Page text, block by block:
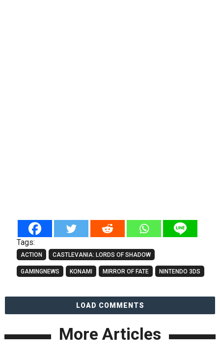
Tags:
ACTION CASTLEVANIA: LORDS OF SHADOW
GAMINGNEWS KONAMI MIRROR OF FATE NINTENDO 3DS
LOAD COMMENTS
More Articles